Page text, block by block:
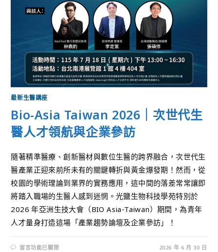
最新生醫講座
Bio-Asia Taiwan 2026｜次世代生
醫人才領航與企業參訪
隨著精準醫療、創新醫材與數位生醫的跨界融合，次世代生
醫產業正迎來前所未有的關鍵轉折與黃金爆發期！然而，從
校園的學術理論到業界的實務應用，這中間的落差常常讓即
將踏入職場的生醫人感到迷惘。光鹽生物科技學苑特別於
2026 年亞洲生技大會（BIO Asia-Taiwan）期間，為青年
人才量身打造這場「產業趨勢論壇及企業參訪」！
留言功能已關閉 2026 年 6 月 30 日